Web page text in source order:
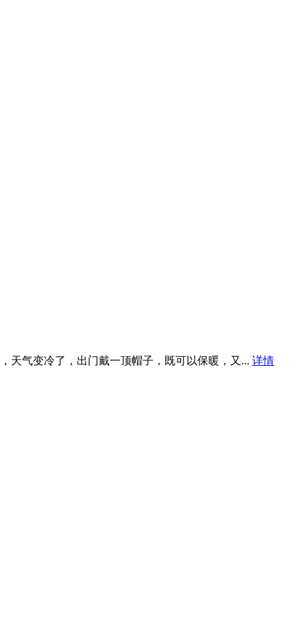
气变冷了，出门戴一顶帽子，既可以保暖，又... 详情